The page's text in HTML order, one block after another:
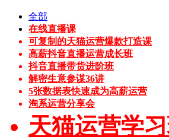
全部
在线直播课
可复制的天猫运营爆款打造课
高薪抖音直播运营成长班
抖音直播带货进阶班
解密生意参谋36讲
5张数据表快速成为高薪运营
淘系运营分享会
天猫运营学